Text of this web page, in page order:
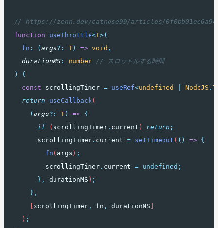
// https://zenn.dev/catnose99/articles/0f0bb01ee6a940
function
useThrottle<T>(
fn : ( args?: T) => void ,
durationMS: number
// スロットルする時間
)
{
const
scrollingTimer = useRef<undefined NodeJS .
return
useCallback(
( args?: T) =>
{
if ( scrollingTimer. current ) return ;
scrollingTimer. current = setTimeout ( () =>
{
fn ( args ) ;
scrollingTimer. current =
undefined;
},
durationMS ) ;
},
scrollingTimer, fn , durationMS
  )
;